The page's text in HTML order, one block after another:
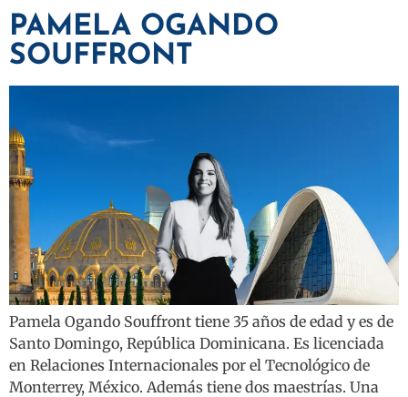
PAMELA OGANDO
SOUFFRONT
Pamela Ogando Souffront tiene 35 años de edad y es de
Santo Domingo, República Dominicana. Es licenciada
en Relaciones Internacionales por el Tecnológico de
Monterrey, México. Además tiene dos maestrías. Una